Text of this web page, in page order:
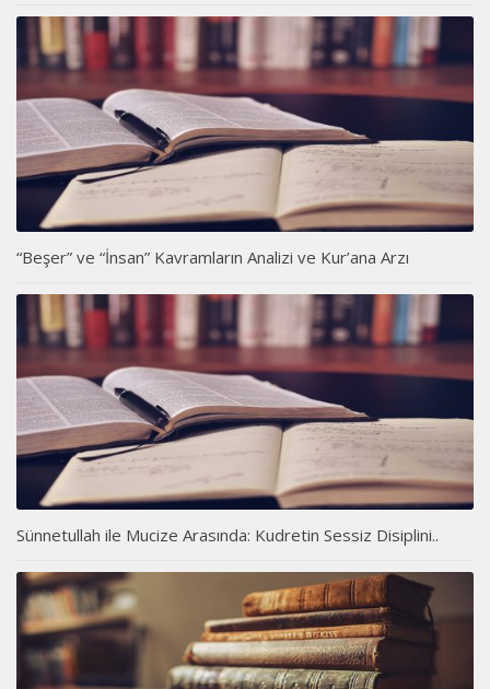
“Beşer” ve “İnsan” Kavramların Analizi ve Kur’ana Arzı
Sünnetullah ile Mucize Arasında: Kudretin Sessiz Disiplini..